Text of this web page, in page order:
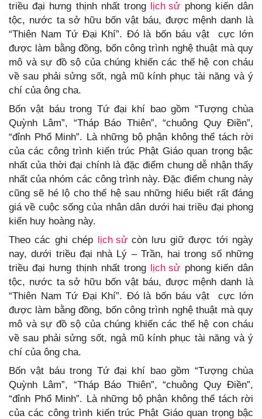
triều đại hưng thịnh nhất trong lịch sử phong kiến dân
tộc, nước ta sở hữu bốn vật báu, được mệnh danh là
“Thiên Nam Tứ Đại Khí”. Đó là bốn báu vật cực lớn
được làm bằng đồng, bốn công trình nghệ thuật mà quy
mô và sự đồ sộ của chúng khiến các thế hệ con cháu
về sau phải sửng sốt, ngả mũ kính phục tài năng và ý
chí của ông cha.
Bốn vật báu trong Tứ đại khí bao gồm “Tượng chùa
Quỳnh Lâm”, “Tháp Báo Thiên”, “chuông Quy Điền”,
“đỉnh Phổ Minh”. Là những bộ phận không thể tách rời
của các công trình kiến trúc Phật Giáo quan trọng bậc
nhất của thời đại chính là đặc điểm chung dễ nhận thấy
nhất của nhóm các công trình này. Đặc điểm chung này
cũng sẽ hé lộ cho thế hệ sau những hiểu biết rất đáng
giá về cuộc sống của nhân dân dưới hai triều đại phong
kiến huy hoàng này.
Theo các ghi chép lịch sửcòn lưu giữ được tới ngày
nay, dưới triều đại nhà Lý – Trần, hai trong số những
triều đại hưng thịnh nhất trong lịch sử phong kiến dân
tộc, nước ta sở hữu bốn vật báu, được mệnh danh là
“Thiên Nam Tứ Đại Khí”. Đó là bốn báu vật cực lớn
được làm bằng đồng, bốn công trình nghệ thuật mà quy
mô và sự đồ sộ của chúng khiến các thế hệ con cháu
về sau phải sửng sốt, ngả mũ kính phục tài năng và ý
chí của ông cha.
Bốn vật báu trong Tứ đại khí bao gồm “Tượng chùa
Quỳnh Lâm”, “Tháp Báo Thiên”, “chuông Quy Điền”,
“đỉnh Phổ Minh”. Là những bộ phận không thể tách rời
của các công trình kiến trúc Phật Giáo quan trọng bậc